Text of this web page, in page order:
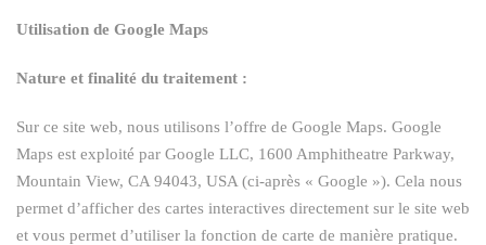
Utilisation de Google Maps
Nature et finalité du traitement :
Sur ce site web, nous utilisons l’offre de Google Maps. Google
Maps est exploité par Google LLC, 1600 Amphitheatre Parkway,
Mountain View, CA 94043, USA (ci-après « Google »). Cela nous
permet d’afficher des cartes interactives directement sur le site web
et vous permet d’utiliser la fonction de carte de manière pratique.